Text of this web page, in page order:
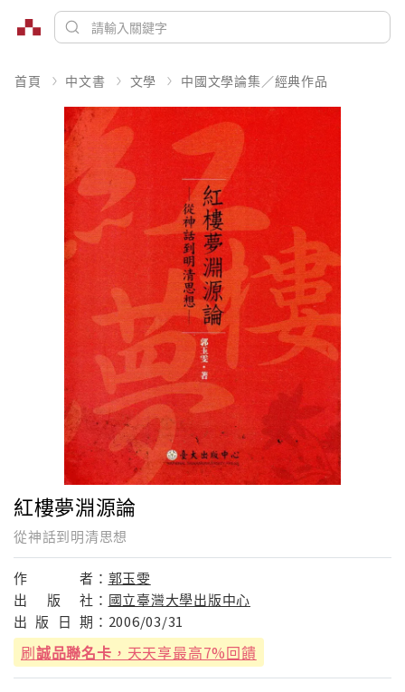
首頁 中文書 文學 中國文學論集／經典作品
紅樓夢淵源論
從神話到明清思想
作 者： 郭玉雯
出
版 社： 國立臺灣大學出版中心
出 版 日 期： 2006/03/31
刷誠品聯名卡 ，天天享最高7%回饋